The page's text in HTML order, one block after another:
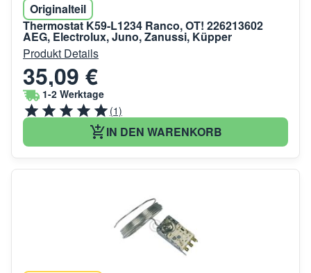
Originalteil
Thermostat K59-L1234 Ranco, OT! 226213602
AEG, Electrolux, Juno, Zanussi, Küpper
Produkt Details
35,09 €
1-2 Werktage
(1)
IN DEN WARENKORB